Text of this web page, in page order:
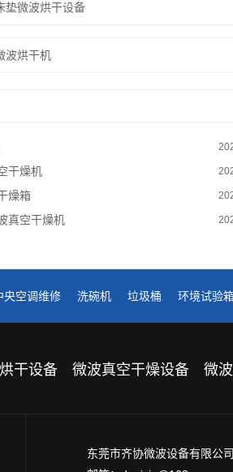
垫微波烘干设备
波烘干机
干燥机
燥箱
真空干燥机
央空调维修 洗碗机 垃圾桶 环境试验
干设备 微波真空干燥设备 微
东莞市齐协微波设备有限公司